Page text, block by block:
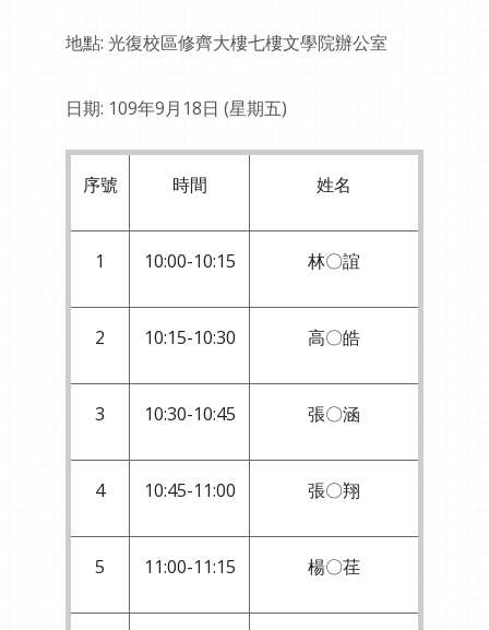
地點: 光復校區修齊大樓七樓文學院辦公室
日期: 109年9月18日 (星期五)
序號 時間 姓名
1 10:00-10:15 林〇誼
2 10:15-10:30 高〇皓
3 10:30-10:45 張〇涵
4 10:45-11:00 張〇翔
5 11:00-11:15 楊〇荏